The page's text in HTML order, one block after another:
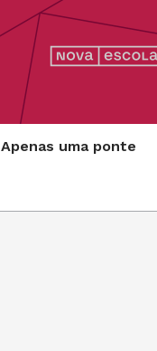
Apenas uma ponte